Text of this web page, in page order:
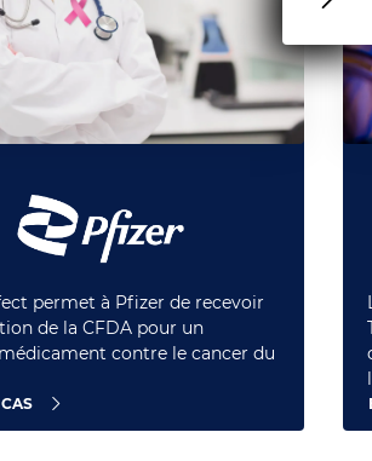
permet à Pfizer de recevoir
de la CFDA pour un
contre le cancer du